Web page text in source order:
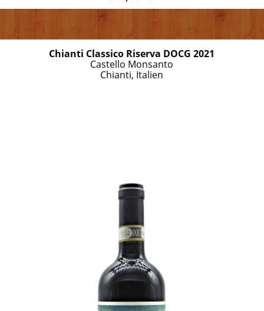
Chianti Classico Riserva DOCG 2021
Castello Monsanto
Chianti, Italien